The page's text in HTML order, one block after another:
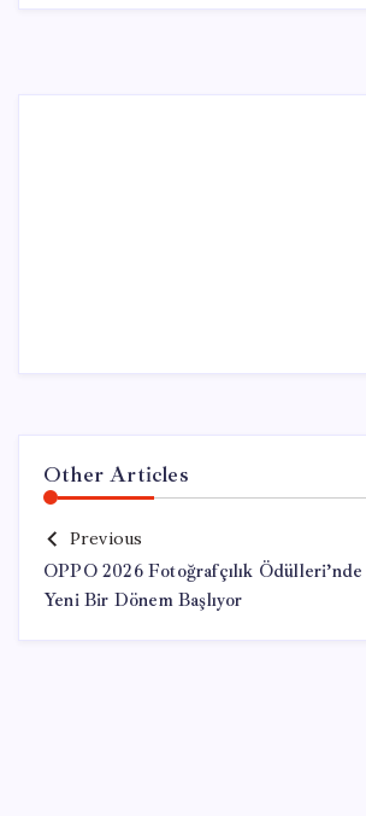
Other Articles
Previous
OPPO 2026 Fotoğrafçılık
Yeni Bir Dönem Başlıyor